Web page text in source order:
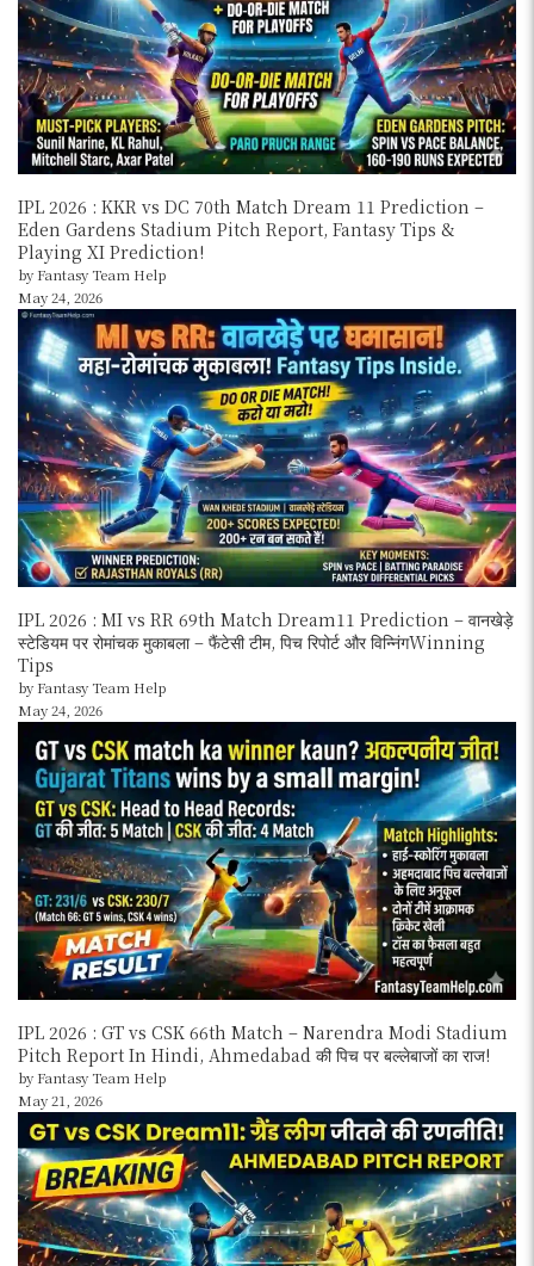
IPL 2026 : KKR vs DC 70th Match Dream 11 Prediction –
Eden Gardens Stadium Pitch Report, Fantasy Tips &
Playing XI Prediction!
by Fantasy Team Help
May 24, 2026
IPL 2026 : MI vs RR 69th Match Dream11 Prediction – वानखेड़े
स्टेडियम पर रोमांचक मुकाबला – फैंटेसी टीम, पिच रिपोर्ट और विन्निंगWinning
Tips
by Fantasy Team Help
May 24, 2026
IPL 2026 : GT vs CSK 66th Match – Narendra Modi Stadium
Pitch Report In Hindi, Ahmedabad की पिच पर बल्लेबाजों का राज!
by Fantasy Team Help
May 21, 2026